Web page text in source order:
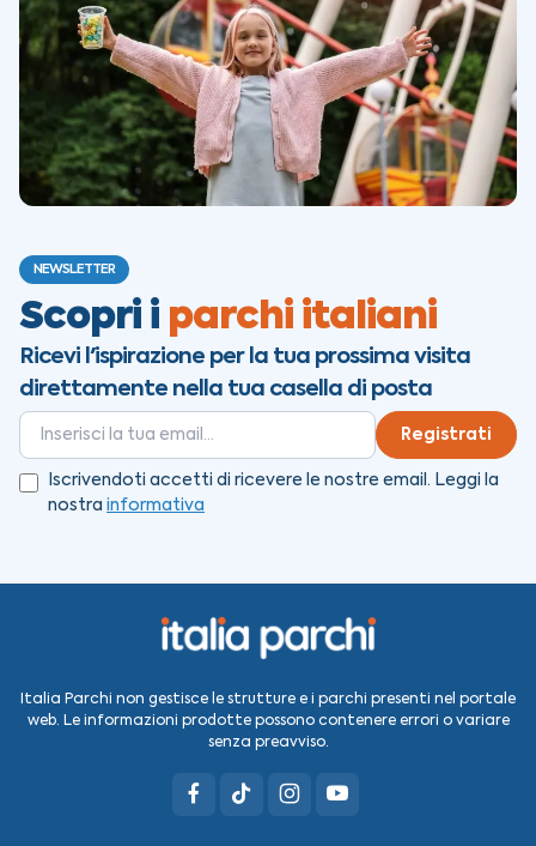
NEWSLETTER
Scopri i parchi italiani
Ricevi l'ispirazione per la tua prossima visita
direttamente nella tua casella di posta
Registrati
Iscrivendoti accetti di ricevere le nostre email. Leggi la
nostra informativa
Italia Parchi non gestisce le strutture e i parchi presenti nel portale
web. Le informazioni prodotte possono contenere errori o variare
senza preavviso.